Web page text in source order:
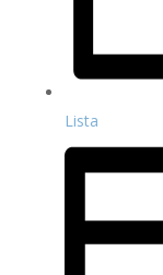
Lista